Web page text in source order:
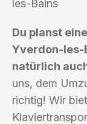
les-Bains
Du planst
Yverdon-les-
natürlich
uns, dem
richtig! Wir